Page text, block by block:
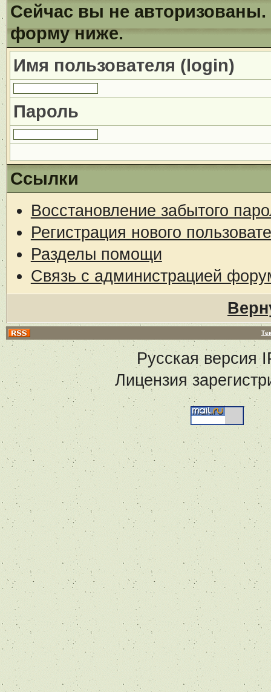
Сейчас вы не авторизованы.
форму ниже.
Имя пользователя (login)
Пароль
Ссылки
Восстановление забытого
Регистрация нового
Разделы помощи
Связь с администрацией
Русская версия
Лицензия